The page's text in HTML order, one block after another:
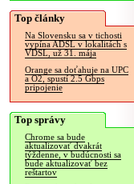
Top články
Na Slovensku sa v tichosti
vypína ADSL v lokalitách s
VDSL, už 31. mája
Orange sa doťahuje na UPC
a O2, spustí 2.5 Gbps
pripojenie
Top správy
Chrome sa bude
aktualizovať dvakrát
týždenne, v budúcnosti sa
bude aktualizovať bez
reštartov